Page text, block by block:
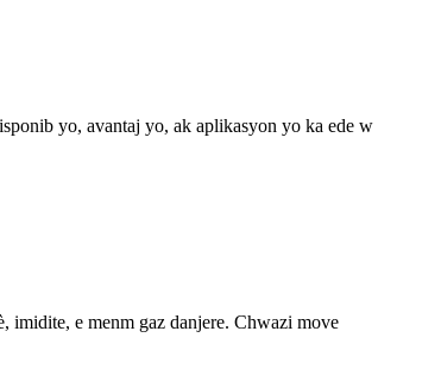
yo, avantaj yo, ak aplikasyon yo ka ede w
imidite, e menm gaz danjere. Chwazi move